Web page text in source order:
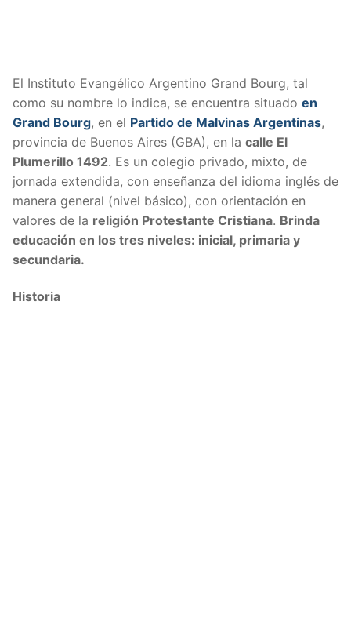
El Instituto Evangélico Argentino Grand Bourg, tal
como su nombre lo indica, se encuentra situado en
Grand Bourg, en el Partido de Malvinas Argentinas,
provincia de Buenos Aires (GBA), en la calle El
Plumerillo 1492. Es un colegio privado, mixto, de
jornada extendida, con enseñanza del idioma inglés de
manera general (nivel básico), con orientación en
valores de la religión Protestante Cristiana. Brinda
educación en los tres niveles: inicial, primaria y
secundaria.
Historia